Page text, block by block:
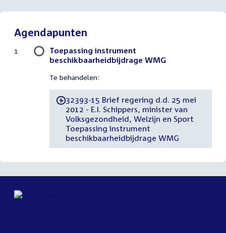
Agendapunten
Toepassing instrument
beschikbaarheidbijdrage WMG
Te behandelen:
-32393-15 Brief regering d.d. 25 mei
2012 - E.I. Schippers, minister van
Volksgezondheid, Welzijn en Sport
Toepassing instrument
beschikbaarheidbijdrage WMG
1